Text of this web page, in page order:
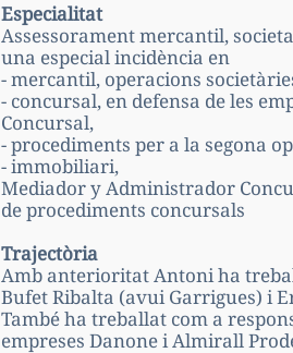
Especialitat
Assessorament mercantil,
una especial incidència en
- mercantil, operacions
- concursal, en defensa de les
Concursal,
- procediments per a la segona
- immobiliari,
Mediador y Administrador
de procediments concursals
Trajectòria
Amb anterioritat Antoni ha
Bufet Ribalta (avui Garrigues) i
També ha treballat com a
empreses Danone i Almirall